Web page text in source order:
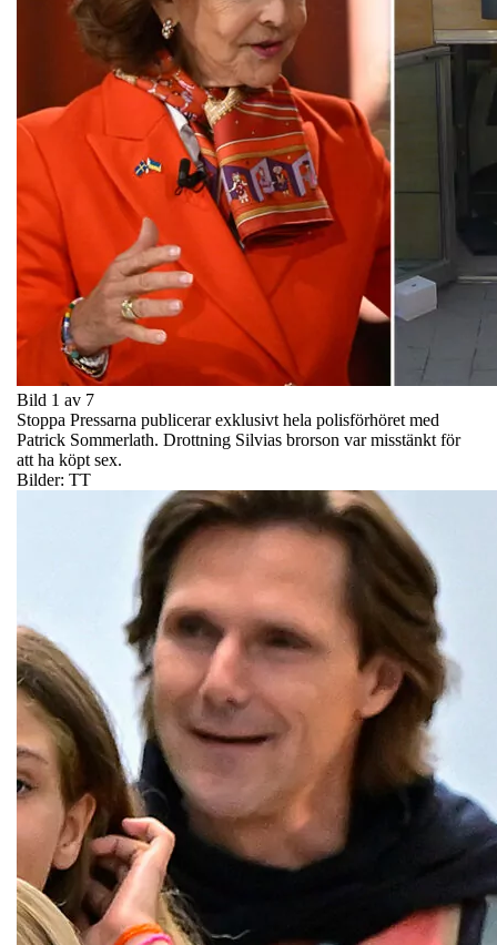
Bild 1 av 7
Stoppa Pressarna publicerar exklusivt hela polisförhöret med
Patrick Sommerlath. Drottning Silvias brorson var misstänkt för
att ha köpt sex.
Bilder: TT